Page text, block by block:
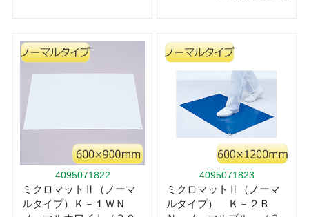
4095071822
ミクロマットⅡ（ノーマ
ルタイプ）Ｋ－１ＷＮ
4095071823
ミクロマットⅡ（ノーマ
ルタイプ） Ｋ－２Ｂ